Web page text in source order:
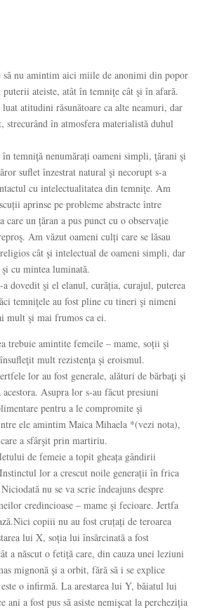
nu amintim aici miile de anonimi din popor
puterii ateiste, atât în temniţe cât şi în afară.
atitudini răsunătoare ca alte neamuri, dar
strecurând în atmosfera materialistă duhul
temniţă nenumărați oameni simpli, ţărani şi
suflet înzestrat natural şi necorupt s-a
cu intelectualitatea din temniţe. Am
aprinse pe probleme abstracte între
care un țăran a pus punct cu o observație
Am văzut oameni culți care se lăsau
cât şi intelectual de oameni simpli, dar
cu mintea luminată.
dovedit şi el elanul, curăția, curajul, puterea
temniţele au fost pline cu tineri şi nimeni
mult şi mai frumos ca ei.
trebuie amintite femeile – mame, soții şi
mult rezistenţa şi eroismul.
lor au fost generale, alături de bărbaţi şi
acestora. Asupra lor s-au făcut presiuni
pentru a le compromite şi
ele amintim Maica Mihaela *(vezi nota),
a sfârşit prin martiriu.
de femeie a topit gheața gândirii
lor a crescut noile generații în frica
nu se va scrie îndeajuns despre
credincioase – mame şi fecioare. Jertfa
copiii nu au fost cruțați de teroarea
lui X, soția lui însărcinată a fost
a născut o fetiță care, din cauza unei leziuni
mignonă şi a orbit, fără să i se explice
este o infirmă. La arestarea lui Y, băiatul lui
ani a fost pus să asiste nemişcat la percheziția